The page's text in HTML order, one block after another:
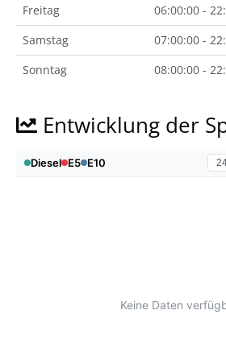
Freitag
06:00:00 -
Samstag
07:00:00 -
Sonntag
08:00:00 -
Entwicklung der